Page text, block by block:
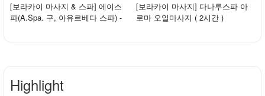
[보라카이 마사지 & 스파] 에이스
파(A.Spa. 구, 아유르베다 스파) -
[보라카이 마사지] 다나루스파 아
로마 오일마사지 ( 2시간 )
Highlight